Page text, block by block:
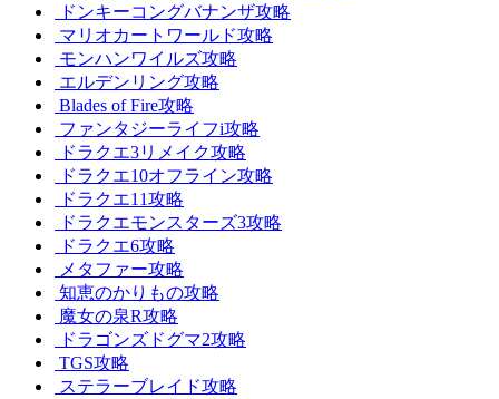
ドンキーコングバナンザ攻略
マリオカートワールド攻略
モンハンワイルズ攻略
エルデンリング攻略
Blades of Fire攻略
ファンタジーライフi攻略
ドラクエ3リメイク攻略
ドラクエ10オフライン攻略
ドラクエ11攻略
ドラクエモンスターズ3攻略
ドラクエ6攻略
メタファー攻略
知恵のかりもの攻略
魔女の泉R攻略
ドラゴンズドグマ2攻略
TGS攻略
ステラーブレイド攻略